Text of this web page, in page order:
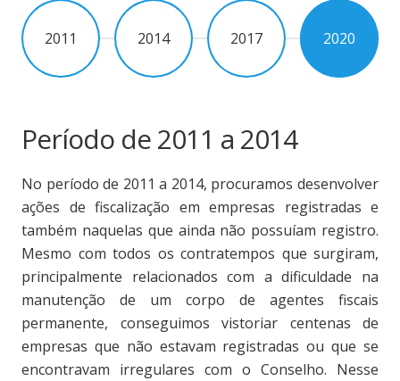
2011 2014 2017 2020
Período de 2011 a 2014
No período de 2011 a 2014, procuramos desenvolver
ações de fiscalização em empresas registradas e
também naquelas que ainda não possuíam registro.
Mesmo com todos os contratempos que surgiram,
principalmente relacionados com a dificuldade na
manutenção de um corpo de agentes fiscais
permanente, conseguimos vistoriar centenas de
empresas que não estavam registradas ou que se
encontravam irregulares com o Conselho. Nesse